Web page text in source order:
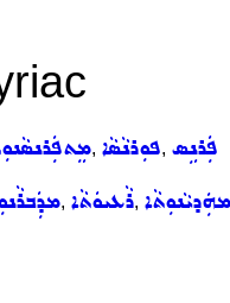
, ܦܘܼܪܢܵܣܵܐ, ܦܲܪܢܹܣ
, ܪܵܥܝܘܿܬܵܐ, ܡܗܲܕܝܵܢܘܼܬܵܐ